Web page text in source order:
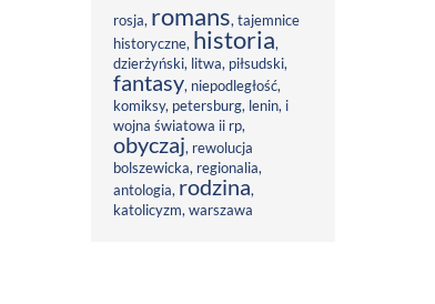
rosja, romans,tajemnice
historyczne, historia,
dzierżyński, litwa, piłsudski,
fantasy, niepodległość,
komiksy, petersburg, lenin, i
wojna światowa ii rp,
obyczaj, rewolucja
bolszewicka, regionalia,
antologia, rodzina,
katolicyzm,warszawa